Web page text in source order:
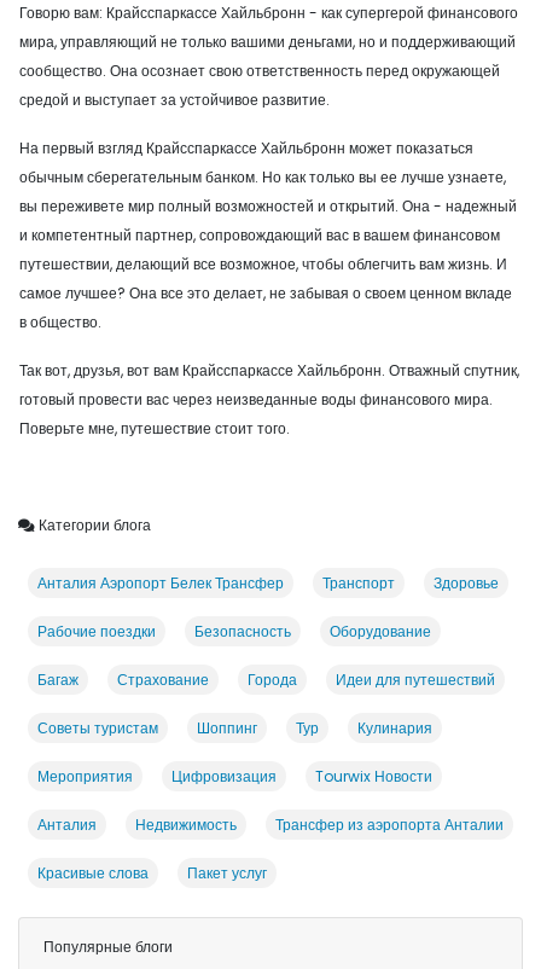
Говорю вам: Крайсспаркассе Хайльбронн - как супергерой финансового
мира, управляющий не только вашими деньгами, но и поддерживающий
сообщество. Она осознает свою ответственность перед окружающей
средой и выступает за устойчивое развитие.
На первый взгляд Крайсспаркассе Хайльбронн может показаться
обычным сберегательным банком. Но как только вы ее лучше узнаете,
вы переживете мир полный возможностей и открытий. Она - надежный
и компетентный партнер, сопровождающий вас в вашем финансовом
путешествии, делающий все возможное, чтобы облегчить вам жизнь. И
самое лучшее? Она все это делает, не забывая о своем ценном вкладе
в общество.
Так вот, друзья, вот вам Крайсспаркассе Хайльбронн. Отважный спутник,
готовый провести вас через неизведанные воды финансового мира.
Поверьте мне, путешествие стоит того.
Категории блога
Анталия Аэропорт Белек Трансфер Транспорт Здоровье
Рабочие поездки Безопасность Оборудование
Багаж Страхование Города Идеи для путешествий
Советы туристам Шоппинг Тур Кулинария
Мероприятия Цифровизация Tourwix Новости
Анталия Недвижимость Трансфер из аэропорта Анталии
Красивые слова Пакет услуг
Популярные блоги